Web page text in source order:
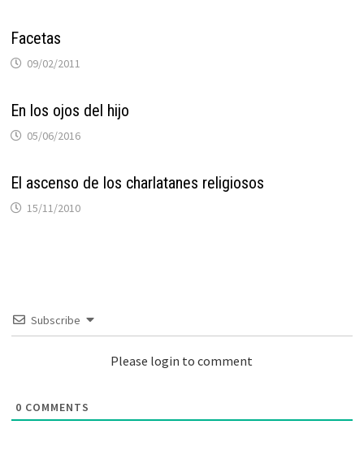
Facetas
09/02/2011
En los ojos del hijo
05/06/2016
El ascenso de los charlatanes religiosos
15/11/2010
Subscribe
Please login to comment
0 COMMENTS